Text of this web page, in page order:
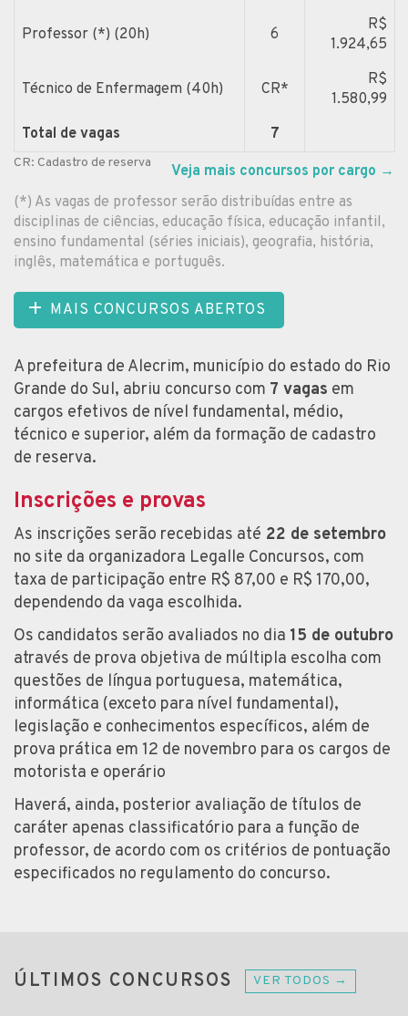
Professor (*) (20h) 6
R$
1.924,65
Técnico de Enfermagem (40h) CR*
R$
1.580,99
Total de vagas
7
CR: Cadastro de reserva Veja mais concursos por cargo →
(*) As vagas de professor serão distribuídas entre as
disciplinas de ciências, educação física, educação infantil,
ensino fundamental (séries iniciais), geografia, história,
inglês, matemática e português.
MAIS CONCURSOS ABERTOS
A prefeitura de Alecrim, município do estado do Rio
Grande do Sul, abriu concurso com 7 vagas em
cargos efetivos de nível fundamental, médio,
técnico e superior, além da formação de cadastro
de reserva.
Inscrições e provas
As inscrições serão recebidas até 22 de setembro
no site da organizadora Legalle Concursos, com
taxa de participação entre R$ 87,00 e R$ 170,00,
dependendo da vaga escolhida.
Os candidatos serão avaliados no dia 15 de outubro
através de prova objetiva de múltipla escolha com
questões de língua portuguesa, matemática,
informática (exceto para nível fundamental),
legislação e conhecimentos específicos, além de
prova prática em 12 de novembro para os cargos de
motorista e operário
Haverá, ainda, posterior avaliação de títulos de
caráter apenas classificatório para a função de
professor, de acordo com os critérios de pontuação
especificados no regulamento do concurso.
ÚLTIMOS CONCURSOS VER TODOS →